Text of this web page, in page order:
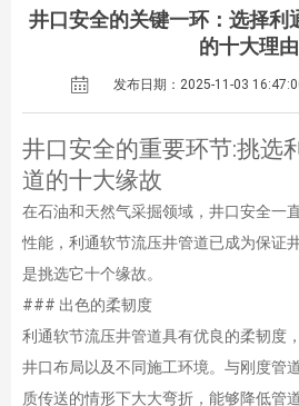
井口安全的关键一环：选择利
的十大理由
发布日期：2025-11-03
井口安全的重要环节:挑选
道的十大缘故
在石油和天然气采掘领域，井口安全一
性能，利通软节流压井管道已成为保证
是挑选它十个缘故。
### 出色的柔韧度
利通软节流压井管道具有优良的柔韧度
井口布局以及不同施工环境。与刚度管
质传送的情形下大大弯折，能够降低管